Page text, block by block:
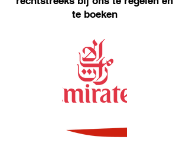
te boeken